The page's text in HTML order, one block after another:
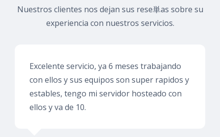
Nuestros clientes nos dejan sus rese単as sobre su
experiencia con nuestros servicios.
Excelente servicio, ya 6 meses trabajando
con ellos y sus equipos son super rapidos y
estables, tengo mi servidor hosteado con
ellos y va de 10.